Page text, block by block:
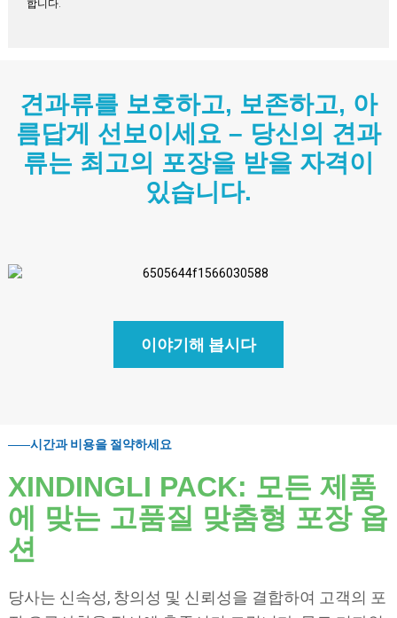
합니다.
견과류를 보호하고, 보존하고, 아
름답게 선보이세요 – 당신의 견과
류는 최고의 포장을 받을 자격이
있습니다.
이야기해 봅시다
시간과 비용을 절약하세요
XINDINGLI PACK: 모든 제품
에 맞는 고품질 맞춤형 포장 옵
션
당사는 신속성, 창의성 및 신뢰성을 결합하여 고객의 포